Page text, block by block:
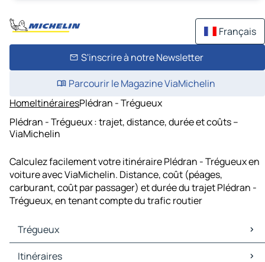
Français
S'inscrire à notre Newsletter
Parcourir le Magazine ViaMichelin
HomeItinérairesPlédran - Trégueux
Plédran - Trégueux : trajet, distance, durée et coûts –
ViaMichelin
Calculez facilement votre itinéraire Plédran - Trégueux en
voiture avec ViaMichelin. Distance, coût (péages,
carburant, coût par passager) et durée du trajet Plédran -
Trégueux, en tenant compte du trafic routier
Trégueux
Trégueux Cartes et plans
Itinéraires